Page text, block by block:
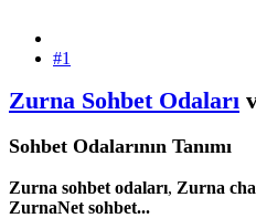
#1
Zurna Sohbet Odaları
Sohbet Odalarının Tanımı
Zurna sohbet odaları, Zurna
ZurnaNet sohbet...